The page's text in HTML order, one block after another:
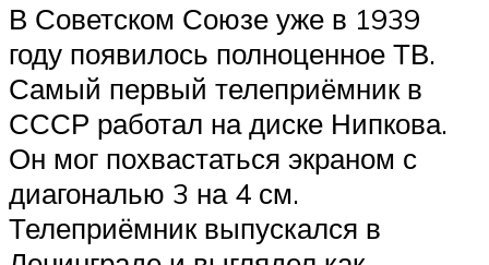
В Советском Союзе уже в 1939
году появилось полноценное ТВ.
Самый первый телеприёмник в
СССР работал на диске Нипкова.
Он мог похвастаться экраном с
диагональю 3 на 4 см.
Телеприёмник выпускался в